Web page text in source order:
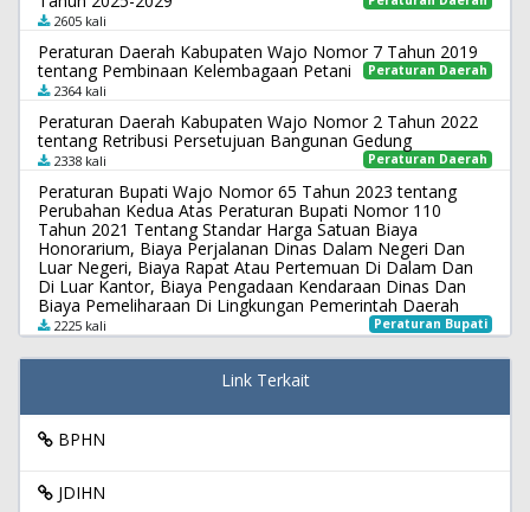
2605 kali
Peraturan Daerah Kabupaten Wajo Nomor 7 Tahun 2019
tentang Pembinaan Kelembagaan Petani
Peraturan Daerah
2364 kali
Peraturan Daerah Kabupaten Wajo Nomor 2 Tahun 2022
tentang Retribusi Persetujuan Bangunan Gedung
Peraturan Daerah
2338 kali
Peraturan Bupati Wajo Nomor 65 Tahun 2023 tentang
Perubahan Kedua Atas Peraturan Bupati Nomor 110
Tahun 2021 Tentang Standar Harga Satuan Biaya
Honorarium, Biaya Perjalanan Dinas Dalam Negeri Dan
Luar Negeri, Biaya Rapat Atau Pertemuan Di Dalam Dan
Di Luar Kantor, Biaya Pengadaan Kendaraan Dinas Dan
Biaya Pemeliharaan Di Lingkungan Pemerintah Daerah
Peraturan Bupati
2225 kali
Link Terkait
BPHN
JDIHN